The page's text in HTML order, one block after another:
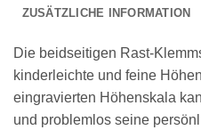
ZUSÄTZLICHE INFORMATION
Die beidseitigen Rast-
kinderleichte und feine
eingravierten Höhenskala
und problemlos seine